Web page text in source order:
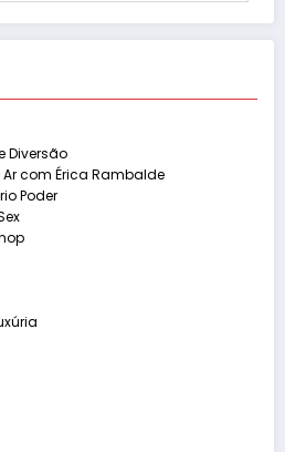
Diversão
Ar com Érica Rambalde
Poder